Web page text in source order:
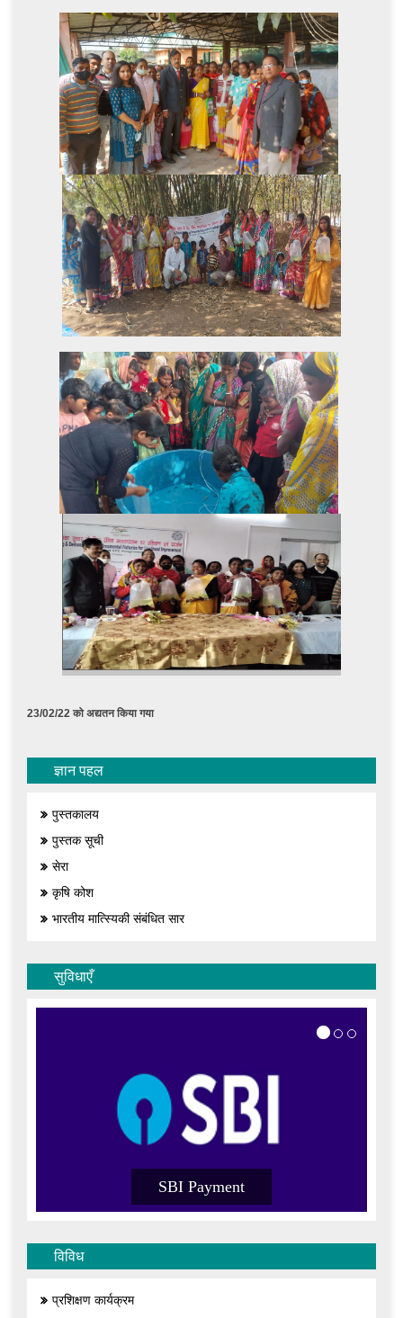
23/02/22 को अद्यतन किया गया
ज्ञान पहल
पुस्तकालय
पुस्तक सूची
सेरा
कृषि कोश
भारतीय मात्स्यिकी संबंधित सार
सुविधाएँ
SBI Payment
विविध
प्रशिक्षण कार्यक्रम